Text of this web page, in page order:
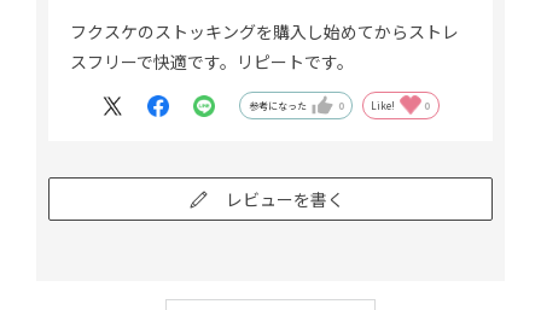
フクスケのストッキングを購入し始めてからストレ
スフリーで快適です。リピートです。
参考になった 0 Like! 0
レビューを書く